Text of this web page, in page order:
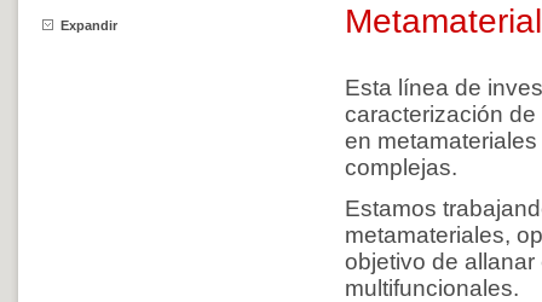
Expandir
Esta línea de
caracterización de
en metamateriales
complejas.
Estamos
metamateriales,
objetivode allanar
multifuncionales.